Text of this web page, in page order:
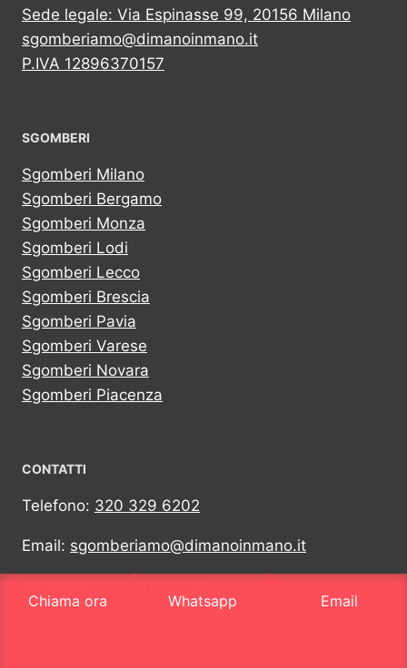
Sede legale: Via Espinasse 99, 20156 Milano
sgomberiamo@dimanoinmano.it
P.IVA 12896370157
SGOMBERI
Sgomberi Milano
Sgomberi Bergamo
Sgomberi Monza
Sgomberi Lodi
Sgomberi Lecco
Sgomberi Brescia
Sgomberi Pavia
Sgomberi Varese
Sgomberi Novara
Sgomberi Piacenza
CONTATTI
Telefono: 320 329 6202
Email: sgomberiamo@dimanoinmano.it
Chiama ora
Whatsapp Email